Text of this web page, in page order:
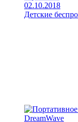
02.10.2018
Детские